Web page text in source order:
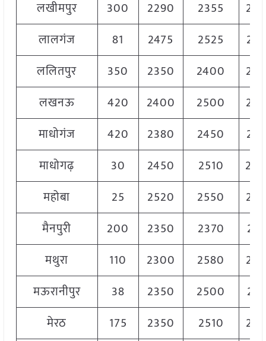
लखीमपुर 300 2290 2355
लालगंज
81 2475 2525
ललितपुर
350 2350 2400
लखनऊ
420 2400 2500
माधोगंज
420 2380 2450
माधोगढ़
30 2450 2510
महोबा
25 2520 2550
मैनपुरी
200 2350 2370
मथुरा
110 2300 2580
मऊरानीपुर
38 2350 2500
मेरठ
175 2350 2510